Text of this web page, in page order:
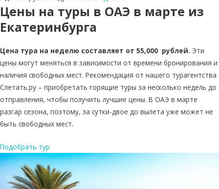
Цены на туры в ОАЭ в марте из
Екатеринбурга
Цена тура на неделю составляет от 55,000 рублей. Эти
цены могут меняться в зависимости от времени бронирования и
наличия свободных мест. Рекомендация от нашего турагентства
Слетать.ру – приобретать горящие туры за несколько недель до
отправления, чтобы получить лучшие цены. В ОАЭ в марте
разгар сезона, поэтому, за сутки-двое до вылета уже может не
быть свободных мест.
Подобрать тур